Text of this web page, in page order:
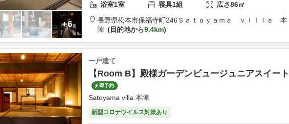
+6
浴室1室 寝具1組 広さ86㎡
長野県松本市保福寺町246 Ｓａｔｏｙａｍａ ｖｉｌｌａ 本
陣
目的地から9.4km
一戸建て
【Room B】殿様ガーデンビュージュニアスイート
即予約
Satoyama villa 本陣
新型コロナウイルス対策あり